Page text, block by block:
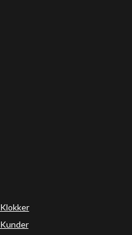
Klokker
Kunder